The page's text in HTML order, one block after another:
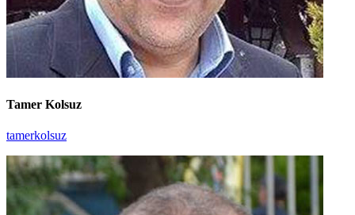
Tamer Kolsuz
tamerkolsuz